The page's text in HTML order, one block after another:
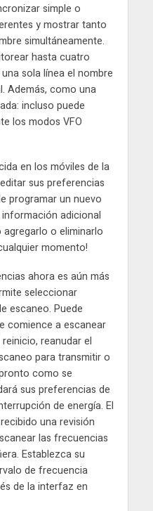
simple o
y mostrar tanto
simultáneamente.
hasta cuatro
sola línea el nombre
Además, como una
incluso puede
los modos VFO
en los móviles de la
sus preferencias
programar un nuevo
información adicional
o eliminarlo
momento!
ahora es aún más
seleccionar
escaneo. Puede
comience a escanear
reanudar el
para transmitir o
como se
sus preferencias de
de energía. El
una revisión
las frecuencias
Establezca su
de frecuencia
de la interfaz en